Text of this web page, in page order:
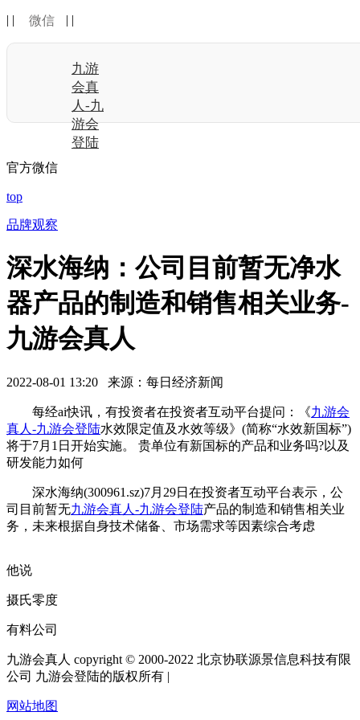
| | 微信 | |
九游
会真
人-九
游会
登陆
官方微信
top
品牌观察
深水海纳：公司目前暂无净水
器产品的制造和销售相关业务-
九游会真人
2022-08-01 13:20 来源：每日经济新闻
每经ai快讯，有投资者在投资者互动平台提问：《九游会
真人-九游会登陆水效限定值及水效等级》(简称“水效新国标”)
将于7月1日开始实施。 贵单位有新国标的产品和业务吗?以及
研发能力如何
深水海纳(300961.sz)7月29日在投资者互动平台表示，公
司目前暂无九游会真人-九游会登陆产品的制造和销售相关业
务，未来根据自身技术储备、市场需求等因素综合考虑
他说
摄氏零度
有料公司
九游会真人 copyright © 2000-2022 北京协联源景信息科技有限
公司 九游会登陆的版权所有 |
网站地图